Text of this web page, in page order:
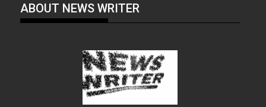
ABOUT NEWS WRITER